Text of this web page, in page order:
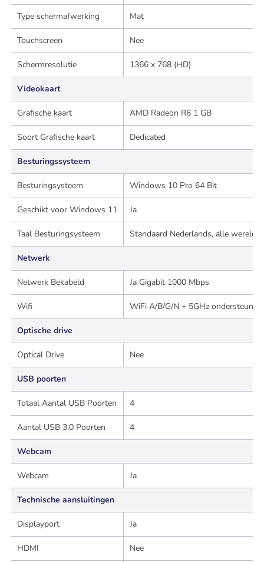
Type schermafwerking Mat
Touchscreen Nee
Schermresolutie 1366 x 768 (HD)
Videokaart
Grafische kaart AMD Radeon R6 1 GB
Soort Grafische kaart Dedicated
Besturingssysteem
Besturingsysteem Windows 10 Pro 64 Bit
Geschikt voor Windows 11 Ja
Taal Besturingsysteem Standaard Nederlands, alle
Netwerk
Netwerk Bekabeld Ja Gigabit 1000 Mbps
Wifi WiFi A/B/G/N + 5GHz ondersteuning
Optische drive
Optical Drive Nee
USB poorten
Totaal Aantal USB Poorten 4
Aantal USB 3.0 Poorten 4
Webcam
Webcam Ja
Technische aansluitingen
Displayport Ja
HDMI Nee